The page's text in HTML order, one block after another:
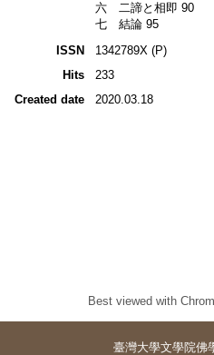
六 二諦と相即 90
七 結論 95
ISSN
1342789X (P)
Hits
233
Created date
2020.03.18
Best viewed with
臺灣大學文學院佛